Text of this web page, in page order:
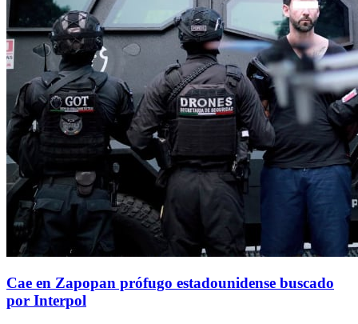
Cae en Zapopan prófugo estadounidense buscado
por Interpol